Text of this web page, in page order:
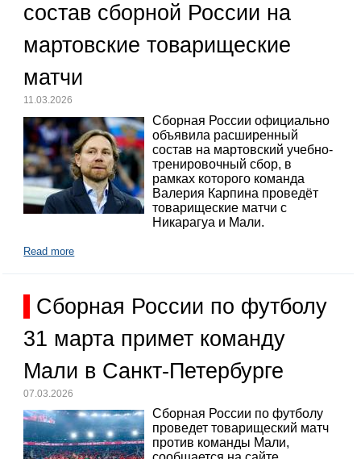
состав сборной России на
мартовские товарищеские
матчи
11.03.2026
Сборная России официально
объявила расширенный
состав на мартовский учебно-
тренировочный сбор, в
рамках которого команда
Валерия Карпина проведёт
товарищеские матчи с
Никарагуа и Мали.
Read more
Сборная России по футболу
31 марта примет команду
Мали в Санкт-Петербурге
07.03.2026
Сборная России по футболу
проведет товарищеский матч
против команды Мали,